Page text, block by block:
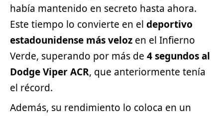
había mantenido en secreto hasta ahora.
Este tiempo lo convierte en el deportivo
estadounidense más veloz en el Infierno
Verde, superando por más de 4 segundos al
DodgeViper ACR, que anteriormente tenía
el récord.
Además, su rendimiento lo coloca en un